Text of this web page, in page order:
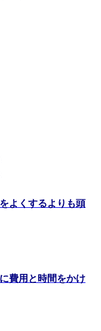
よくするよりも頭
費用と時間をかけ